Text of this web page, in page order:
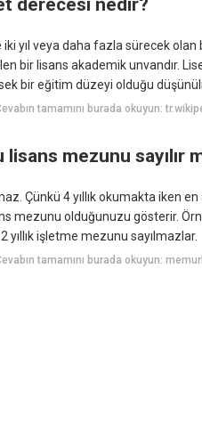
derecesi nedir?
yıl veya daha fazla sürecek olan
bir lisans akademik unvandır.
bir eğitim düzeyi olduğu
tamamını burada okuyun:
mezunu sayılır
Çünkü 4 yıllık okumakta iken
mezunu olduğunuzu gösterir.
işletme mezunu sayılmazlar.
tamamını burada okuyun: